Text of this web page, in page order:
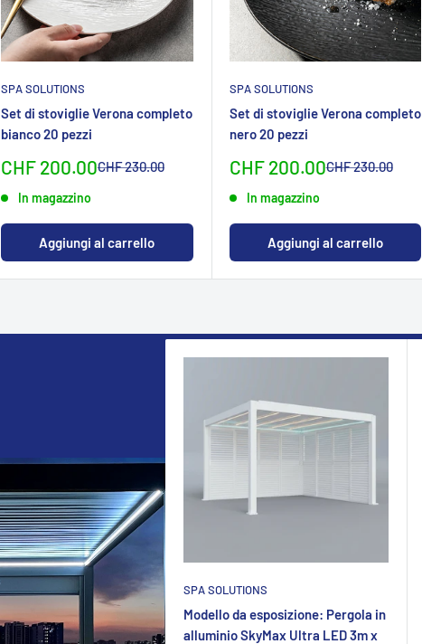
SPA SOLUTIONS
Set di stoviglie Verona completo
bianco 20 pezzi
Sonderpreis
CHF 200.00Normalpreis
CHF 230.00
In magazzino
Aggiungi al carrello
SPA SOLUTIONS
Set di stoviglie Verona completo
nero 20 pezzi
Sonderpreis
CHF 200.00Normalpreis
CHF 230.00
In magazzino
Aggiungi al carrello
SPA SOLUTIONS
Modello da esposizione: Pergola in
alluminio SkyMax Ultra LED 3m x